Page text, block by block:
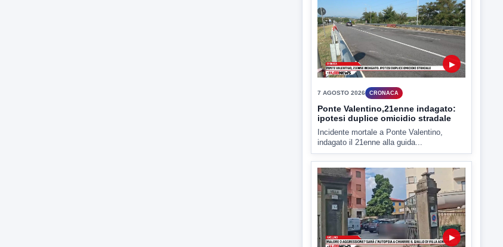
CRONACA
Ponte Valentino,21enne indagato:
ipotesi duplice omicidio stradale
Incidente mortale a Ponte Valentino,
indagato il 21enne alla guida...
7 AGOSTO 2026 CRONACA
Malore o aggressione? Sarà
l'autopsia a chiarire il giallo di Villa
Adriana
Sarà affidato con ogni probabilità all'inizio
della prossima settimana l'incarico...